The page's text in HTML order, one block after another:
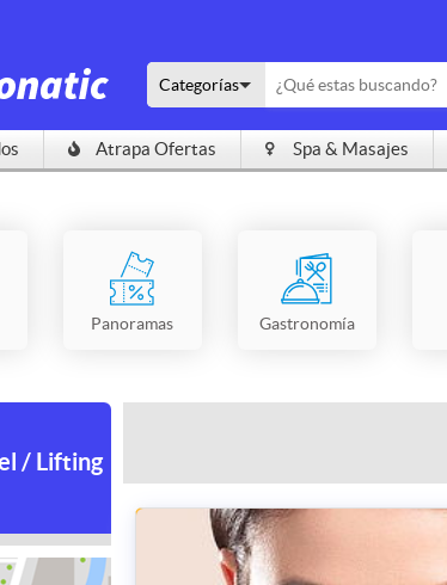
Categorías
Atrapa Ofertas Spa & Masajes
Panoramas Gastronomía
/ Lifting